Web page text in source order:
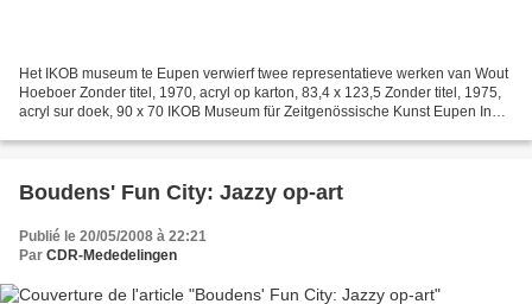
Het IKOB museum te Eupen verwierf twee representatieve werken van Wout
Hoeboer Zonder titel, 1970, acryl op karton, 83,4 x 123,5 Zonder titel, 1975,
acryl sur doek, 90 x 70 IKOB Museum für Zeitgenössische Kunst Eupen In
Boudens' Fun City: Jazzy op-art
Publié le 20/05/2008 à 22:21
Par CDR-Mededelingen